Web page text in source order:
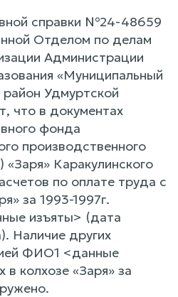
справки №24-48659
Отделом по делам
Администрации
«Муниципальный
район Удмуртской
что в документах
фонда
производственного
«Заря» Каракулинского
по оплате труда с
за 1993-1997г.
изъяты> (дата
Наличие других
ФИО1 <данные
колхозе «Заря» за